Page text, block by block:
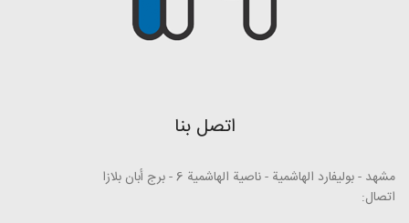
اتصل بنا
مشهد - بوليفارد الهاشمية - ناصية الهاشمية 6 - برج أبان بلازا
اتصال: